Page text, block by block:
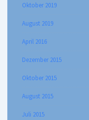
Oktober 2019
August 2019
April 2016
Dezember 2015
Oktober 2015
August 2015
Juli 2015